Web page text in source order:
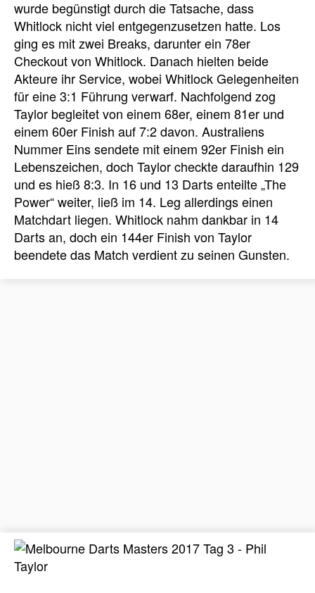
wurde begünstigt durch die Tatsache, dass
Whitlock nicht viel entgegenzusetzen hatte. Los
ging es mit zwei Breaks, darunter ein 78er
Checkout von Whitlock. Danach hielten beide
Akteure ihr Service, wobei Whitlock Gelegenheiten
für eine 3:1 Führung verwarf. Nachfolgend zog
Taylor begleitet von einem 68er, einem 81er und
einem 60er Finish auf 7:2 davon. Australiens
Nummer Eins sendete mit einem 92er Finish ein
Lebenszeichen, doch Taylor checkte daraufhin 129
und es hieß 8:3. In 16 und 13 Darts enteilte „The
Power“ weiter, ließ im 14. Leg allerdings einen
Matchdart liegen. Whitlock nahm dankbar in 14
Darts an, doch ein 144er Finish von Taylor
beendete das Match verdient zu seinen Gunsten.